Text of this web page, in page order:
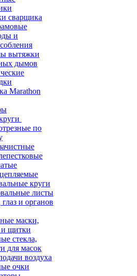
сварщика
и
вытяжки
дымов
Marathon
по
круги
листы
и органов
маски,
щитки
стекла,
для масок
воздуха
очки